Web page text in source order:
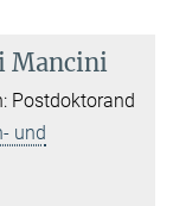
Mancini
Postdoktorand
und